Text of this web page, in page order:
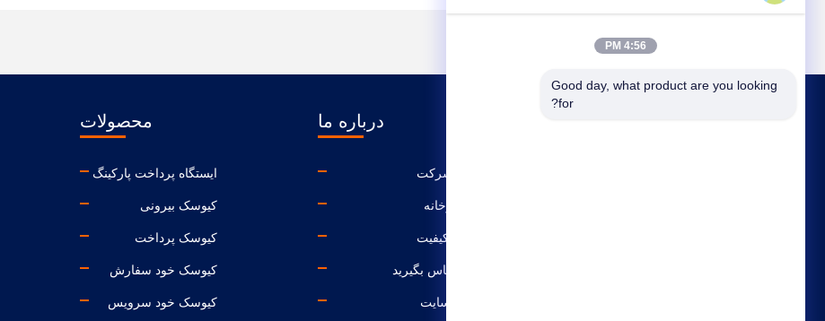
درباره ما
نمایه شرکت
تور کارخانه
کنترل کیفیت
با ما تماس بگیرید
نقشه سایت
محصولات
ایستگاه پرداخت پارکینگ
کیوسک بیرونی
کیوسک پرداخت
کیوسک خود سفارش
کیوسک خود سرویس
4:56 PM
Good day, what product are you looking
for?